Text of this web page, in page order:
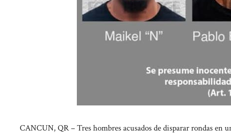
CANCUN, QR – Tres hombres acusados ​​de disparar rondas en